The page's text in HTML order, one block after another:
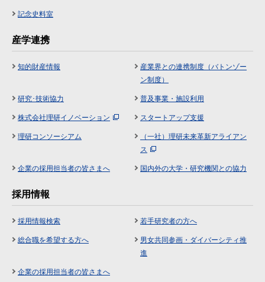
記念史料室
産学連携
知的財産情報
産業界との連携制度（バトンゾー
ン制度）
研究･技術協力 普及事業・施設利用
株式会社理研イノベーション スタートアップ支援
理研コンソーシアム
（一社）理研未来革新アライアン
ス
企業の採用担当者の皆さまへ 国内外の大学・研究機関との協力
採用情報
採用情報検索 若手研究者の方へ
総合職を希望する方へ
男女共同参画・ダイバーシティ推
進
企業の採用担当者の皆さまへ